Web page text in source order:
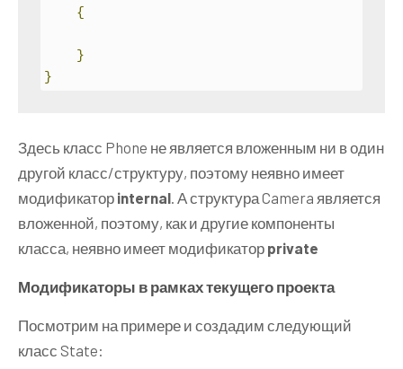
{
}
}
Здесь класс Phone не является вложенным ни в один
другой класс/структуру, поэтому неявно имеет
модификатор internal . А структура Camera является
вложенной, поэтому, как и другие компоненты
класса, неявно имеет модификатор private
Модификаторы в рамках текущего проекта
Посмотрим на примере и создадим следующий
класс State: